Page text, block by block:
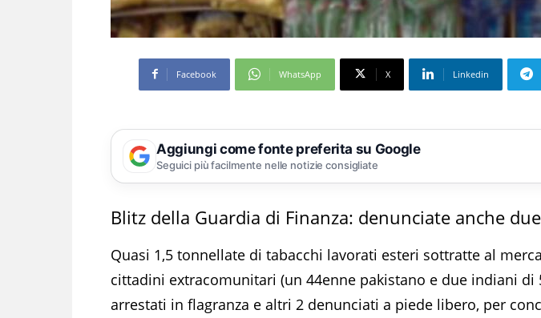
Facebook WhatsApp X Linkedin
Aggiungi come fonte preferita su Google
Seguici più facilmente nelle notizie consigliate
Blitz della Guardia di Finanza: denunciate anche
Quasi 1,5 tonnellate di tabacchi lavorati esteri sottratte al
cittadini extracomunitari (un 44enne pakistano e due indiani di
arrestati in flagranza e altri 2 denunciati a piede libero, per